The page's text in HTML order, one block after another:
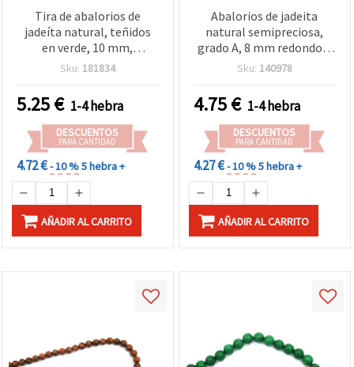
Tira de abalorios de
jadeíta natural, teñidos
en verde, 10 mm,
redondos, aprox. 37 uds –
semipreciosa pulida para
manualidades, bisutería
DIY, pulseras y collares
Sku: 181834
5.25€ 1-4 hebra
DESCUENTOS
PARA CANTIDAD
4.72 €- 10 %5 hebra +
AÑADIR AL CARRITO
Abalorios de jadeita
natural semipreciosa,
grado A, 8 mm redondos,
pulidos, multicolor tonos
de ~48 uds para bisutería y
manualidades
Sku: 140978
4.75€ 1-4 hebra
DESCUENTOS
PARA CANTIDAD
4.27 €- 10 %5 hebra +
AÑADIR AL CARRITO